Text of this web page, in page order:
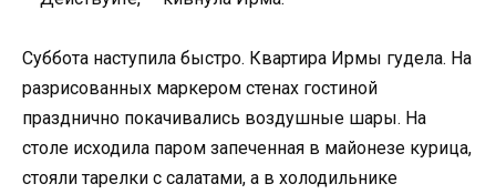
Суббота наступила быстро. Квартира Ирмы гудела. На
разрисованных маркером стенах гостиной
празднично покачивались воздушные шары. На
столе исходила паром запеченная в майонезе курица,
стояли тарелки с салатами, а в холодильнике